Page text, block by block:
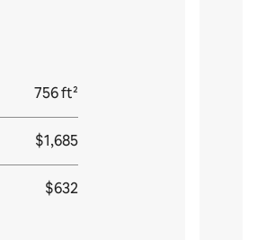
756 ft²
$1,685
$632